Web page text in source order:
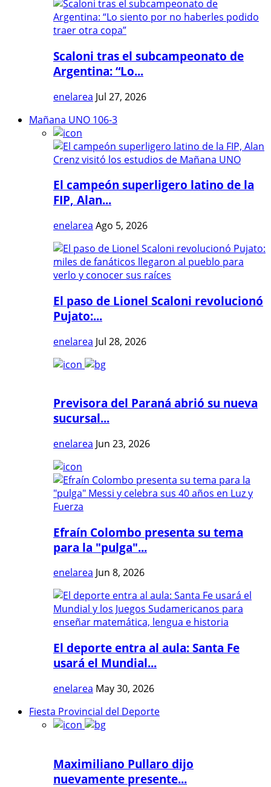
Scaloni tras el subcampeonato de
Argentina: “Lo...
enelarea Jul 27, 2026
Mañana UNO 106-3
El campeón superligero latino de la
FIP, Alan...
enelarea Ago 5, 2026
El paso de Lionel Scaloni revolucionó
Pujato:...
enelarea Jul 28, 2026
Previsora del Paraná abrió su nueva
sucursal...
enelarea Jun 23, 2026
Efraín Colombo presenta su tema
para la "pulga"...
enelarea Jun 8, 2026
El deporte entra al aula: Santa Fe
usará el Mundial...
enelarea May 30, 2026
Fiesta Provincial del Deporte
Maximiliano Pullaro dijo
nuevamente presente...